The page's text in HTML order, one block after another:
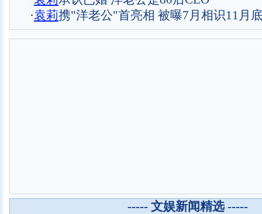
·袁莉携"洋老公"首亮相 被曝7月相识11月
----- 文娱新闻精选 -----